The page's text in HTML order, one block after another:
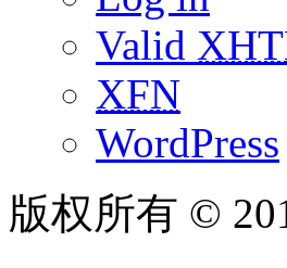
Valid
XFN
WordPress
版权所有 ©